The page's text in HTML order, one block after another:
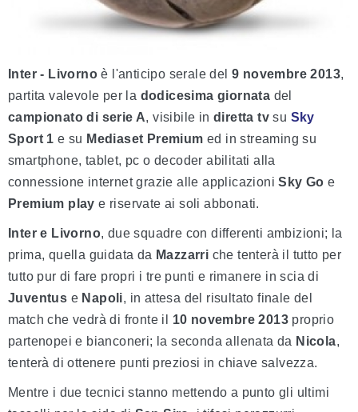
Inter - Livorno è l'anticipo serale del 9 novembre 2013,
partita valevole per la dodicesima giornata del
campionato di serie A, visibile indiretta tv su Sky
Sport 1 e su Mediaset Premium ed in streaming su
smartphone, tablet, pc o decoder abilitati alla
connessione internet grazie alle applicazioniSky Go e
Premium play e riservate ai soli abbonati.
Inter e Livorno, due squadre con differenti ambizioni; la
prima, quella guidata da Mazzarri che tenterà il tutto per
tutto pur di fare propri i tre punti e rimanere in scia di
Juventus e Napoli, in attesa del risultato finale del
match che vedrà di fronte il 10 novembre 2013 proprio
partenopei e bianconeri; la seconda allenata da Nicola,
tenterà di ottenere punti preziosi in chiave salvezza.
Mentre i due tecnici stanno mettendo a punto gli ultimi